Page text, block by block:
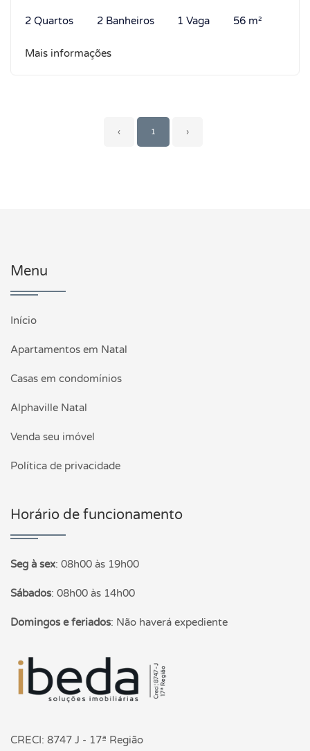
2 Quartos 2 Banheiros 1 Vaga 56 m²
Mais informações
‹ 1 ›
Menu
Início
Apartamentos em Natal
Casas em condomínios
Alphaville Natal
Venda seu imóvel
Política de privacidade
Horário de funcionamento
Seg à sex: 08h00 às 19h00
Sábados: 08h00 às 14h00
Domingos e feriados: Não haverá expediente
Página inicial
CRECI: 8747 J - 17ª Região